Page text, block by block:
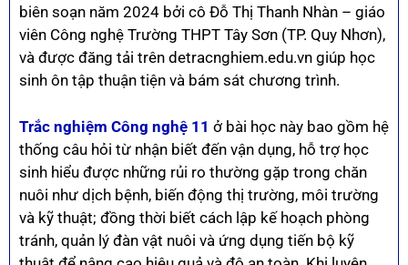
biên soạn năm 2024 bởi cô Đỗ Thị Thanh Nhàn – giáo
viên Công nghệ Trường THPT Tây Sơn (TP. Quy Nhơn),
và được đăng tải trên detracnghiem.edu.vn giúp học
sinh ôn tập thuận tiện và bám sát chương trình.
Trắc nghiệm Công nghệ 11 ở bài học này bao gồm hệ
thống câu hỏi từ nhận biết đến vận dụng, hỗ trợ học
sinh hiểu được những rủi ro thường gặp trong chăn
nuôi như dịch bệnh, biến động thị trường, môi trường
và kỹ thuật; đồng thời biết cách lập kế hoạch phòng
tránh, quản lý đàn vật nuôi và ứng dụng tiến bộ kỹ